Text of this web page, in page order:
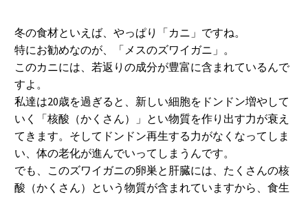
冬の食材といえば、やっぱり「カニ」ですね。
特にお勧めなのが、「メスのズワイガニ」。
このカニには、若返りの成分が豊富に含まれているんで
すよ。
私達は20歳を過ぎると、新しい細胞をドンドン増やして
いく「核酸（かくさん）」とい物質を作り出す力が衰え
てきます。そしてドンドン再生する力がなくなってしま
い、体の老化が進んでいってしまうんです。
でも、このズワイガニの卵巣と肝臓には、たくさんの核
酸（かくさん）という物質が含まれていますから、食生